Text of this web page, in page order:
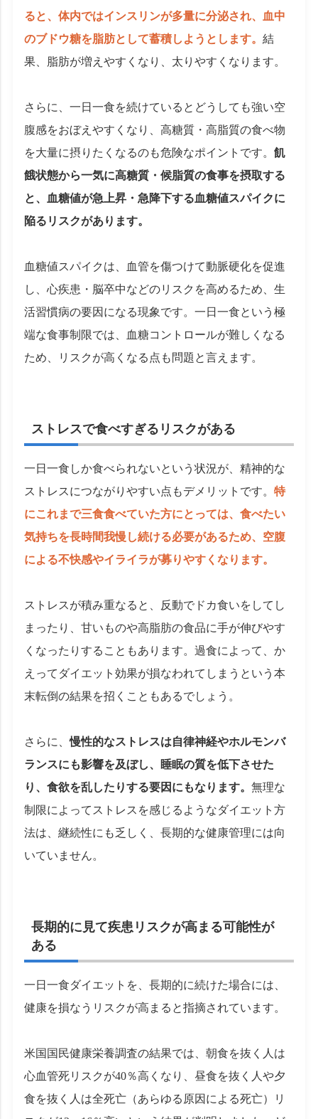
ると、体内ではインスリンが多量に分泌され、血中
のブドウ糖を脂肪として蓄積しようとします。結
果、脂肪が増えやすくなり、太りやすくなります。
さらに、一日一食を続けているとどうしても強い空
腹感をおぼえやすくなり、高糖質・高脂質の食べ物
を大量に摂りたくなるのも危険なポイントです。飢
餓状態から一気に高糖質・候脂質の食事を摂取する
と、血糖値が急上昇・急降下する血糖値スパイクに
陥るリスクがあります。
血糖値スパイクは、血管を傷つけて動脈硬化を促進
し、心疾患・脳卒中などのリスクを高めるため、生
活習慣病の要因になる現象です。一日一食という極
端な食事制限では、血糖コントロールが難しくなる
ため、リスクが高くなる点も問題と言えます。
ストレスで食べすぎるリスクがある
一日一食しか食べられないという状況が、精神的な
ストレスにつながりやすい点もデメリットです。特
にこれまで三食食べていた方にとっては、食べたい
気持ちを長時間我慢し続ける必要があるため、空腹
による不快感やイライラが募りやすくなります。
ストレスが積み重なると、反動でドカ食いをしてし
まったり、甘いものや高脂肪の食品に手が伸びやす
くなったりすることもあります。過食によって、か
えってダイエット効果が損なわれてしまうという本
末転倒の結果を招くこともあるでしょう。
さらに、慢性的なストレスは自律神経やホルモンバ
ランスにも影響を及ぼし、睡眠の質を低下させた
り、食欲を乱したりする要因にもなります。無理な
制限によってストレスを感じるようなダイエット方
法は、継続性にも乏しく、長期的な健康管理には向
いていません。
長期的に見て疾患リスクが高まる可能性が
ある
一日一食ダイエットを、長期的に続けた場合には、
健康を損なうリスクが高まると指摘されています。
米国国民健康栄養調査の結果では、朝食を抜く人は
心血管死リスクが40％高くなり、昼食を抜く人や夕
食を抜く人は全死亡（あらゆる原因による死亡）リ